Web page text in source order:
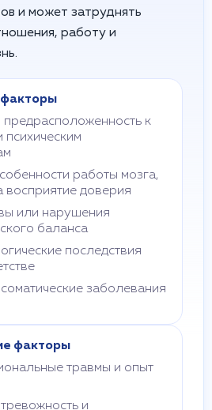
и может затруднять
работу и
факторы
предрасположенность к
психическим
работы мозга,
доверия
или нарушения
баланса
последствия
заболевания
факторы
травмы и опыт
и